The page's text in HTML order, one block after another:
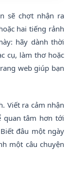
sẽ chợt nhận ra
hai tiếng rảnh
hãy dành thời
cụ, làm thơ hoặc
web giúp bạn
Viết ra cảm nhận
quan tâm hơn tới
đâu một ngày
một câu chuyện